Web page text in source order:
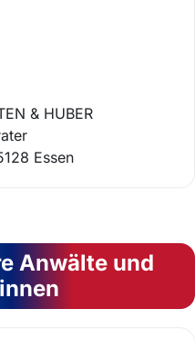
& HUBER
Essen
Anwälte und